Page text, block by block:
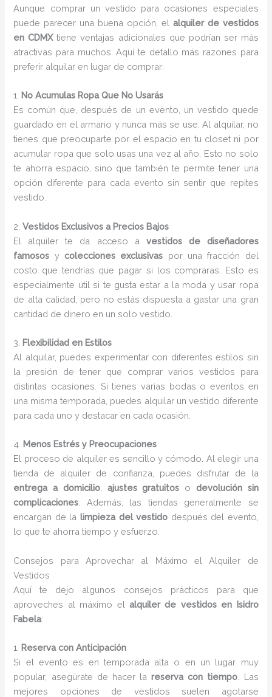
Aunque comprar un vestido para ocasiones especiales
puede parecer una buena opción, el alquiler de vestidos
en CDMXtiene ventajas adicionales que podrían ser más
atractivas para muchos. Aquí te detallo más razones para
preferir alquilar en lugar de comprar:
1. No Acumulas Ropa Que No Usarás
Es común que, después de un evento, un vestido quede
guardado en el armario y nunca más se use. Al alquilar, no
tienes que preocuparte por el espacio en tu closet ni por
acumular ropa que solo usas una vez al año. Esto no solo
te ahorra espacio, sino que también te permite tener una
opción diferente para cada evento sin sentir que repites
vestido.
2.Vestidos Exclusivos a Precios Bajos
El alquiler te da acceso a vestidos de diseñadores
famosos ycolecciones exclusivas por una fracción del
costo que tendrías que pagar si los compraras. Esto es
especialmente útil si te gusta estar a la moda y usar ropa
de alta calidad, pero no estás dispuesta a gastar una gran
cantidad de dinero en un solo vestido.
3. Flexibilidad en Estilos
Al alquilar, puedes experimentar con diferentes estilos sin
la presión de tener que comprar varios vestidos para
distintas ocasiones. Si tienes varias bodas o eventos en
una misma temporada, puedes alquilar un vestido diferente
para cada uno y destacar en cada ocasión.
4. Menos Estrés y Preocupaciones
El proceso de alquiler es sencillo y cómodo. Al elegir una
tienda de alquiler de confianza, puedes disfrutar de la
entrega a domicilio, ajustes gratuitos o devolución sin
complicaciones . Además, las tiendas generalmente se
encargan de la limpieza del vestido después del evento,
lo que te ahorra tiempo y esfuerzo.
Consejos para Aprovechar al Máximo el Alquiler de
Vestidos
Aquí te dejo algunos consejos prácticos para que
aproveches al máximo el alquiler de vestidos en Isidro
Fabela:
1. Reserva con Anticipación
Si el evento es en temporada alta o en un lugar muy
popular, asegúrate de hacer lareserva con tiempo . Las
mejores opciones de vestidos suelen agotarse